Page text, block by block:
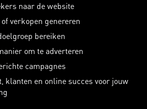
naar de website
verkopen genereren
bereiken
om te adverteren
campagnes
klanten en online succes voor jouw